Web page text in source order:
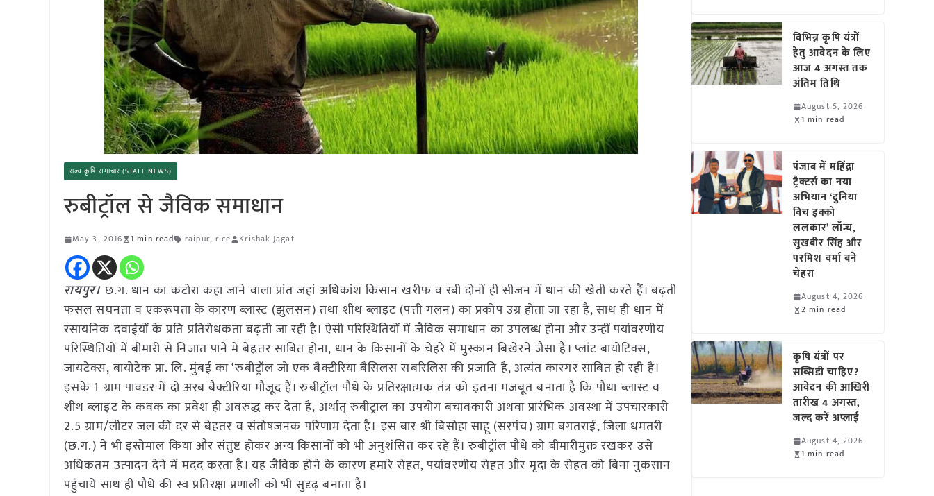
राज्य कृषि समाचार (STATE NEWS)
रुबीट्रॉल से जैविक समाधान
May 3, 2016 1 min read raipur, rice Krishak Jagat
रायपुर।छ.ग. धान का कटोरा कहा जाने वाला प्रांत जहां अधिकांश किसान खरीफ व रबी दोनों ही सीजन में धान की खेती करते हैं। बढ़ती
फसल सघनता व एकरूपता के कारण ब्लास्ट (झुलसन) तथा शीथ ब्लाइट (पत्ती गलन) का प्रकोप उग्र होता जा रहा है, साथ ही धान में
रसायनिक दवाईयों के प्रति प्रतिरोधकता बढ़ती जा रही है। ऐसी परिस्थितियों में जैविक समाधान का उपलब्ध होना और उन्हीं पर्यावरणीय
परिस्थितियों में बीमारी से निजात पाने में बेहतर साबित होना, धान के किसानों के चेहरे में मुस्कान बिखेरने जैसा है। प्लांट बायोटिक्स,
जायटेक्स, बायोटेक प्रा. लि. मुंबई का ‘रुबीट्रॉल जो एक बैक्टीरिया बैसिलस सबरिलिस की प्रजाति है, अत्यंत कारगर साबित हो रही है।
इसके 1 ग्राम पावडर में दो अरब बैक्टीरिया मौजूद हैं। रुबीट्रॉल पौधे के प्रतिरक्षात्मक तंत्र को इतना मजबूत बनाता है कि पौधा ब्लास्ट व
शीथ ब्लाइट के कवक का प्रवेश ही अवरुद्ध कर देता है, अर्थात् रुबीट्राल का उपयोग बचावकारी अथवा प्रारंभिक अवस्था में उपचारकारी
2.5 ग्राम/लीटर जल की दर से बेहतर व संतोषजनक परिणाम देता है। इस बार श्री बिसोहा साहू (सरपंच) ग्राम बगतराई, जिला धमतरी
(छ.ग.) ने भी इस्तेमाल किया और संतुष्ट होकर अन्य किसानों को भी अनुशंसित कर रहे हैं। रुबीट्रॉल पौधे को बीमारीमुक्त रखकर उसे
अधिकतम उत्पादन देने में मदद करता है। यह जैविक होने के कारण हमारे सेहत, पर्यावरणीय सेहत और मृदा के सेहत को बिना नुकसान
पहुंचाये साथ ही पौधे की स्व प्रतिरक्षा प्रणाली को भी सुदृढ़ बनाता है।
विभिन्न कृषि यंत्रों
हेतु आवेदन के लिए
आज 4 अगस्त तक
अंतिम तिथि
August 5, 2026
1 min read
पंजाब में महिंद्रा
ट्रैक्टर्स का नया
अभियान ‘दुनिया
विच इक्को
ललकार’ लॉन्च,
सुखबीर सिंह और
परमिश वर्मा बने
चेहरा
August 4, 2026
2 min read
कृषि यंत्रों पर
सब्सिडी चाहिए?
आवेदन की आखिरी
तारीख 4 अगस्त,
जल्द करें अप्लाई
August 4, 2026
1 min read